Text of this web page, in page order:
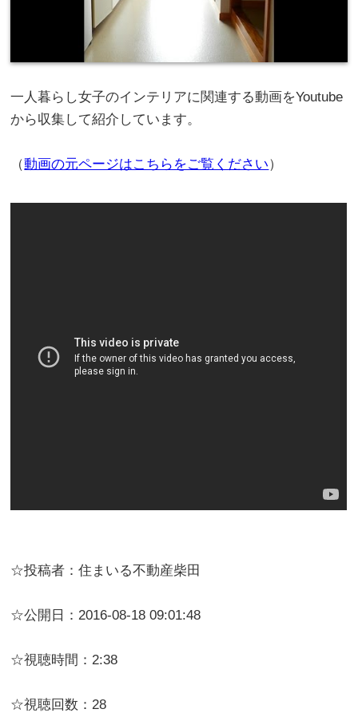
一人暮らし女子のインテリアに関連する動画をYoutube
から収集して紹介しています。
（動画の元ページはこちらをご覧ください）
☆投稿者：住まいる不動産柴田
☆公開日：2016-08-18 09:01:48
☆視聴時間：2:38
☆視聴回数：28